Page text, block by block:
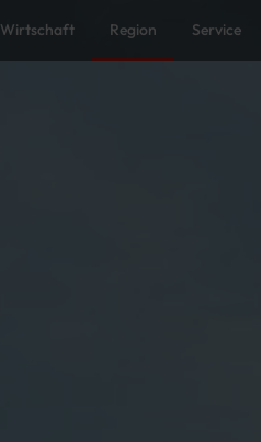
Wirtschaft Region Service